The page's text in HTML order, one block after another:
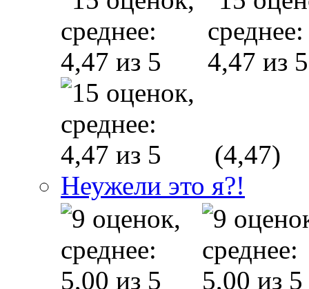
(4,47)
Неужели это я?!